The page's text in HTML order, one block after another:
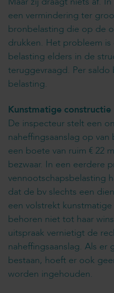
een vermindering ter
bronbelasting die op de
drukken. Het probleem
belasting elders in de
teruggevraagd. Per saldo
belasting.
Kunstmatige constructie
De inspecteur stelt een
naheffingsaanslag op van
een boete van ruim € 22
bezwaar. In een eerdere
vennootschapsbelasting
dat de bv slechts een
een volstrekt
behoren niet tot haar
uitspraak vernietigt de
naheffingsaanslag. Als
bestaan, hoeft er ook
worden ingehouden.